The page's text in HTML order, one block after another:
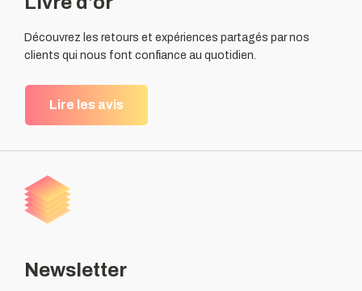
Découvrez les retours et expériences partagés par nos
clients qui nous font confiance au quotidien.
Lire les avis
Newsletter